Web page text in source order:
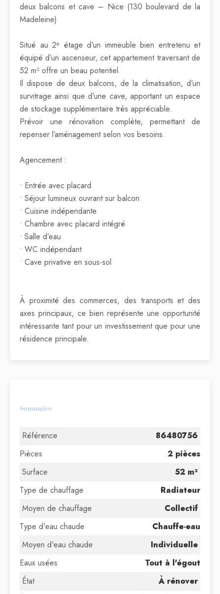
deux balcons et cave – Nice (130 boulevard de la
Madeleine)
Situé au 2ᵉ étage d’un immeuble bien entretenu et
équipé d’un ascenseur, cet appartement traversant de
52 m² offre un beau potentiel.
Il dispose de deux balcons, de la climatisation, d’un
survitrage ainsi que d’une cave, apportant un espace
de stockage supplémentaire très appréciable.
Prévoir une rénovation complète, permettant de
repenser l’aménagement selon vos besoins.
Agencement :
• Entrée avec placard
• Séjour lumineux ouvrant sur balcon
• Cuisine indépendante
• Chambre avec placard intégré
• Salle d’eau
• WC indépendant
• Cave privative en sous-sol
À proximité des commerces, des transports et des
axes principaux, ce bien représente une opportunité
intéressante tant pour un investissement que pour une
résidence principale.
Sommaire
Référence
86480756
Pièces
2 pièces
Surface
52 m²
Type de chauffage
Radiateur
Moyen de chauffage
Collectif
Type d'eau chaude
Chauffe-eau
Moyen d'eau chaude
Individuelle
Eaux usées
Tout à l'égout
État
À rénover